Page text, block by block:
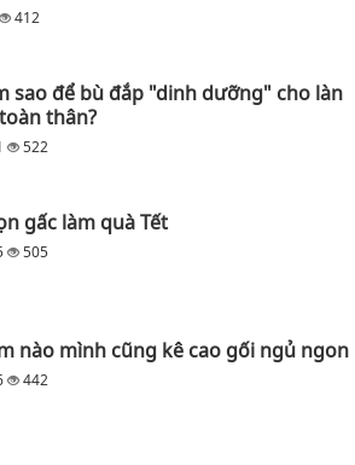
412
sao để bù đắp "dinh dưỡng" cho làn
thân?
522
gấc làm quà Tết
505
nào mình cũng kê cao gối ngủ ngon
442